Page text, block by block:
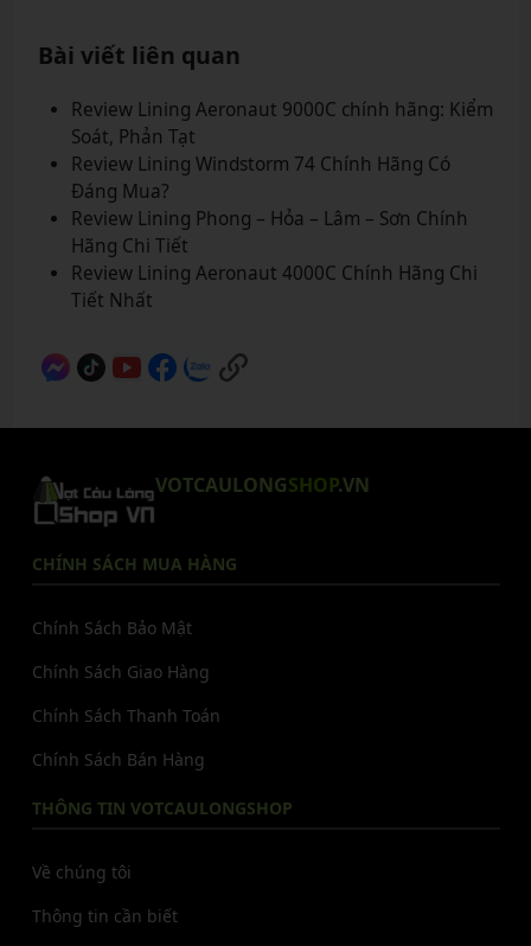
Bài viết liên quan
Review Lining Aeronaut 9000C chính hãng: Kiểm
Soát, Phản Tạt
Review Lining Windstorm 74 Chính Hãng Có
Đáng Mua?
Review Lining Phong – Hỏa – Lâm – Sơn Chính
Hãng Chi Tiết
Review Lining Aeronaut 4000C Chính Hãng Chi
Tiết Nhất
VOTCAULONGSHOP.VN
CHÍNH SÁCH MUA HÀNG
Chính Sách Bảo Mật
Chính Sách Giao Hàng
Chính Sách Thanh Toán
Chính Sách Bán Hàng
THÔNG TIN VOTCAULONGSHOP
Về chúng tôi
Thông tin cần biết